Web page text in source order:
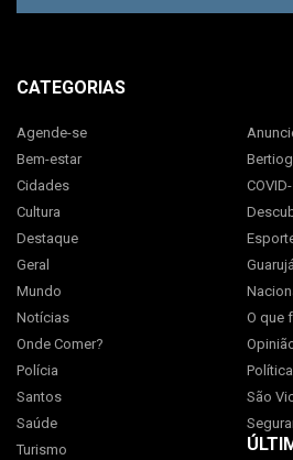
CATEGORIAS
Agende-se
Bem-estar
Cidades
Cultura
Destaque
Geral
Guarujá
Mundo
Notícias
O que
Onde Comer?
Polícia
Política
Santos
São
Saúde
Turismo